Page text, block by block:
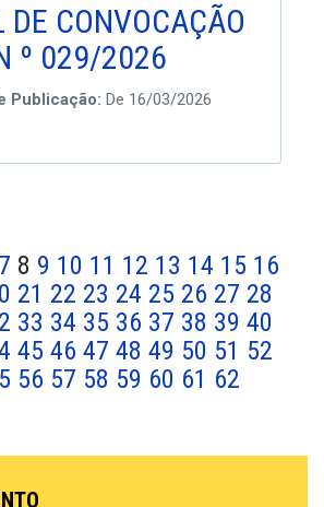
DE CONVOCAÇÃO
º 029/2026
Publicação: De 16/03/2026
7 8 9 10 11 12 13 14 15 16
21 22 23 24 25 26 27 28
33 34 35 36 37 38 39 40
45 46 47 48 49 50 51 52
56 57 58 59 60 61 62